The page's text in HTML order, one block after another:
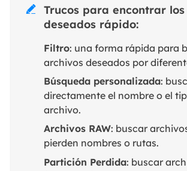

Trucos para encontrar
deseados rápido:
Filtro: una forma rápida para
archivos deseados por
Búsqueda personalizada:
directamente el nombre o el
archivo.
Archivos RAW: buscar
pierden nombres o rutas.
Partición Perdida: buscar